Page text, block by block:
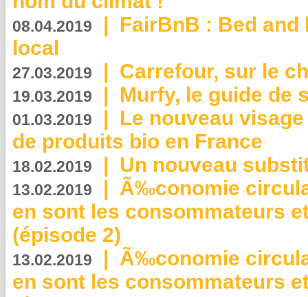
08.04.2019 | FairBnB : Bed
local
27.03.2019 | Carrefour, sur le
19.03.2019 | Murfy, le guide de
01.03.2019 | Le nouveau
de produits bio en France
18.02.2019 | Un nouveau
13.02.2019 | Ã‰conomie
en sont les consommateurs
(épisode 2)
13.02.2019 | Ã‰conomie
en sont les consommateurs